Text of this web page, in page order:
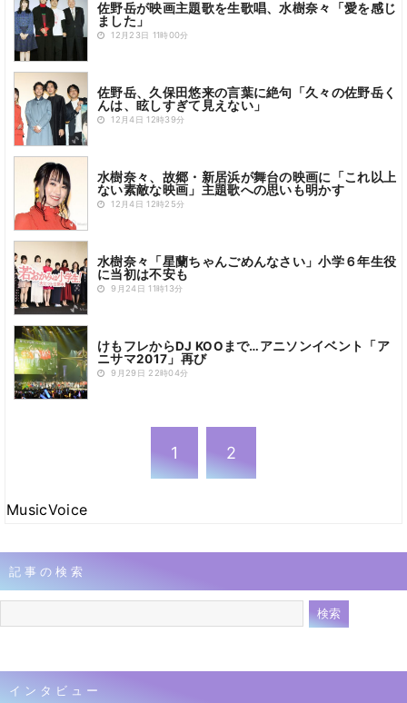
佐野岳が映画主題歌を生歌唱、水樹奈々「愛を感じ
ました」
12月23日 11時00分
佐野岳、久保田悠来の言葉に絶句「久々の佐野岳く
んは、眩しすぎて見えない」
12月4日 12時39分
水樹奈々、故郷・新居浜が舞台の映画に「これ以上
ない素敵な映画」主題歌への思いも明かす
12月4日 12時25分
水樹奈々「星蘭ちゃんごめんなさい」小学６年生役
に当初は不安も
9月24日 11時13分
けもフレからDJ KOOまで…アニソンイベント「ア
ニサマ2017」再び
9月29日 22時04分
1 2
MusicVoice
記事の検索
インタビュー